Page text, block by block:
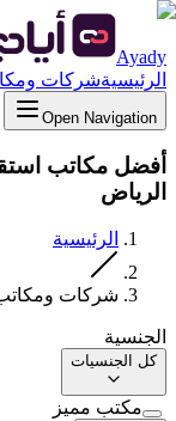
Ayady
الرئيسيةشركات
Open Navigation
أفضل مكاتب
الرياض
الرئيسية
شركات ومكاتب
الجنسية
كل الجنسيات
مكتب مميز